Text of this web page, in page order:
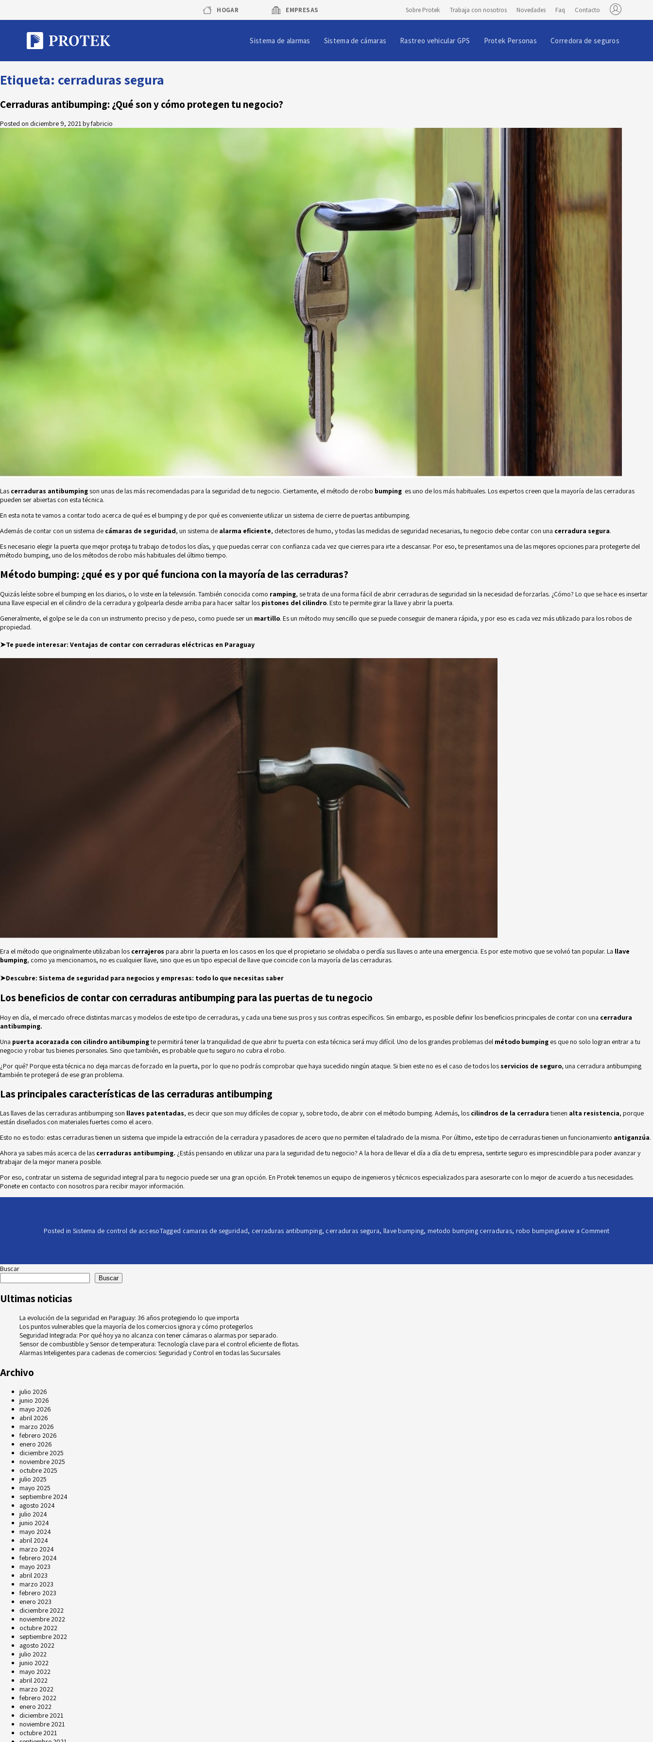
content
HOGAR EMPRESAS Sobre Protek Trabaja con nosotros Novedades Faq Contacto
Sistema de alarmas Sistema de cámaras Rastreo vehicular GPS Protek Personas Corredora de seguros
Etiqueta: cerraduras segura
Cerraduras antibumping: ¿Qué son y cómo protegen tu negocio?
Posted on diciembre 9, 2021byfabricio
Las cerraduras antibumpingson unas de las más recomendadas para la seguridad de tu negocio. Ciertamente, el método de robo bumping es uno de los más habituales. Los expertos creen que la mayoría de las cerraduras
pueden ser abiertas con esta técnica.
En esta nota te vamos a contar todo acerca de qué es el bumping y de por qué es conveniente utilizar un sistema de cierre de puertas antibumping.
Además de contar con un sistema de cámaras de seguridad, un sistema de alarma eficiente, detectores de humo, y todas las medidas de seguridad necesarias, tu negocio debe contar con una cerradura segura.
Es necesario elegir la puerta que mejor proteja tu trabajo de todos los días, y que puedas cerrar con confianza cada vez que cierres para irte a descansar. Por eso, te presentamos una de las mejores opciones para protegerte del
método bumping, uno de los métodos de robo más habituales del último tiempo.
Método bumping: ¿qué es y por qué funciona con la mayoría de las cerraduras?
Quizás leíste sobre el bumping en los diarios, o lo viste en la televisión. También conocida como ramping, se trata de una forma fácil de abrir cerraduras de seguridad sin la necesidad de forzarlas. ¿Cómo? Lo que se hace es insertar
una llave especial en el cilindro de la cerradura y golpearla desde arriba para hacer saltar los pistones del cilindro. Esto te permite girar la llave y abrir la puerta.
Generalmente, el golpe se le da con un instrumento preciso y de peso, como puede ser un martillo. Es un método muy sencillo que se puede conseguir de manera rápida, y por eso es cada vez más utilizado para los robos de
propiedad.
➤Te puede interesar: Ventajas de contar con cerraduras eléctricas en Paraguay
Era el método que originalmente utilizaban los cerrajeros para abrir la puerta en los casos en los que el propietario se olvidaba o perdía sus llaves o ante una emergencia. Es por este motivo que se volvió tan popular. La llave
bumping, como ya mencionamos, no es cualquier llave, sino que es un tipo especial de llave que coincide con la mayoría de las cerraduras.
➤Descubre: Sistema de seguridad para negocios y empresas: todo lo que necesitas saber
Los beneficios de contar con cerraduras antibumping para las puertas de tu negocio
Hoy en día, el mercado ofrece distintasmarcas y modelos de este tipo de cerraduras, y cada una tiene sus pros y sus contras específicos. Sin embargo, es posible definir los beneficios principales de contar con una cerradura
antibumping.
Una puerta acorazada con cilindro antibumpingte permitirá tener la tranquilidad de que abrir tu puerta con esta técnica será muy difícil. Uno de los grandes problemas del método bumping es que no solo logran entrar a tu
negocio y robar tus bienes personales. Sino que también, es probable que tu seguro no cubra el robo.
¿Por qué? Porque esta técnica no deja marcas de forzado en la puerta, por lo que no podrás comprobar que haya sucedido ningún ataque. Si bien este no es el caso de todos los servicios de seguro, una cerradura antibumping
también te protegerá de ese gran problema.
Las principales características de las cerraduras antibumping
Las llaves de las cerraduras antibumping son llaves patentadas, es decir que son muy difíciles de copiar y, sobre todo, de abrir con el método bumping. Además, los cilindros de la cerraduratienen alta resistencia, porque
están diseñados con materiales fuertes como el acero.
Esto no es todo: estas cerraduras tienen un sistema que impide la extracción de la cerradura y pasadores de acero que no permiten el taladrado de la misma. Por último, este tipo de cerradurastienen un funcionamiento antiganzúa.
Ahora ya sabes más acerca de las cerraduras antibumping. ¿Estás pensando en utilizar una para la seguridad de tu negocio? A la hora de llevar el día a día de tu empresa, sentirte seguro es imprescindible para poder avanzar y
trabajar de la mejor manera posible.
Por eso, contratar un sistema de seguridad integral para tu negocio puede ser una gran opción. En Protektenemos un equipo de ingenieros y técnicos especializados para asesorarte con lo mejor de acuerdo a tus necesidades.
Ponete en contacto con nosotrospara recibir mayor información.
Posted in Sistema de control de accesoTagged camaras de seguridad, cerraduras antibumping, cerraduras segura, llave bumping, metodo bumping cerraduras, robo bumpingLeave a Commenton
son
Buscar
Buscar
Ultimas noticias
La evolución de la seguridad en Paraguay: 36 años protegiendo lo que importa
Los puntos vulnerables que la mayoría de los comercios ignora y cómo protegerlos
Seguridad Integrada: Por qué hoy ya no alcanza con tener cámaras o alarmas por separado.
Sensor de combustible y Sensor de temperatura: Tecnología clave para el control eficiente de flotas.
Alarmas Inteligentes para cadenas de comercios: Seguridad y Control en todas las Sucursales
Archivo
julio 2026
junio 2026
mayo 2026
abril 2026
marzo 2026
febrero 2026
enero 2026
diciembre 2025
noviembre 2025
octubre 2025
julio 2025
mayo 2025
septiembre 2024
agosto 2024
julio 2024
junio 2024
mayo 2024
abril 2024
marzo 2024
febrero 2024
mayo 2023
abril 2023
marzo 2023
febrero 2023
enero 2023
diciembre 2022
noviembre 2022
octubre 2022
septiembre 2022
agosto 2022
julio 2022
junio 2022
mayo 2022
abril 2022
marzo 2022
febrero 2022
enero 2022
diciembre 2021
noviembre 2021
octubre 2021